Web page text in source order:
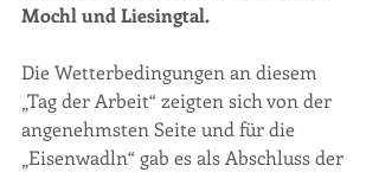
Mochl und Liesingtal.
Die Wetterbedingungen an diesem
„Tag der Arbeit“ zeigten sich von der
angenehmsten Seite und für die
„Eisenwadln“ gab es als Abschluss der